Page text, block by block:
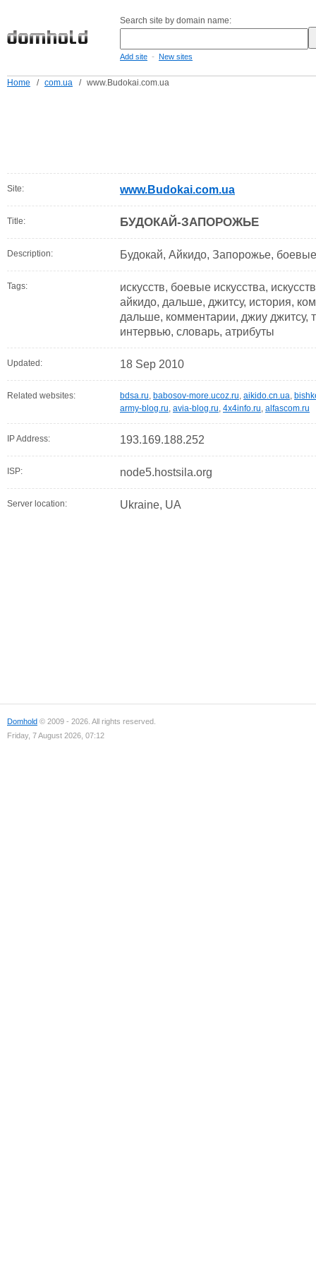
Search site by domain name:
Add site - New sites
Home / com.ua / www.Budokai.com.ua
Site: www.Budokai.com.ua
Title: БУДОКАЙ-ЗАПОРОЖЬЕ
Description: Будокай, Айкидо, Запорожье, боевые
Tags:
искусств, боевые искусства,
айкидо, дальше, джитсу, история,
дальше, комментарии, джиу джитсу,
интервью, словарь, атрибуты
Updated: 18 Sep 2010
Related websites: bdsa.ru, babosov-more.ucoz.ru, aikido.cn.ua,
army-blog.ru, avia-blog.ru, 4x4info.ru, alfascom.ru
IP Address: 193.169.188.252
ISP: node5.hostsila.org
Server location: Ukraine, UA
Domhold © 2009 - 2026. All rights reserved.
Friday, 7 August 2026, 07:12